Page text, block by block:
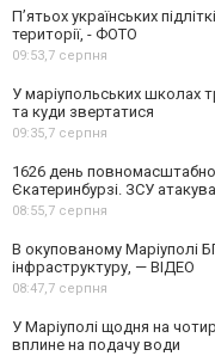
П’ятьох українських
території, - ФОТО
09:53,7 серпня
У маріупольських школах
та куди звертатися
09:35,7 серпня
1626 день
Єкатеринбурзі. ЗСУ
08:55,7 серпня
В окупованому Маріуполі
інфраструктуру, — ВІДЕО
08:47,7 серпня
У Маріуполі щодня на
вплине на подачу води